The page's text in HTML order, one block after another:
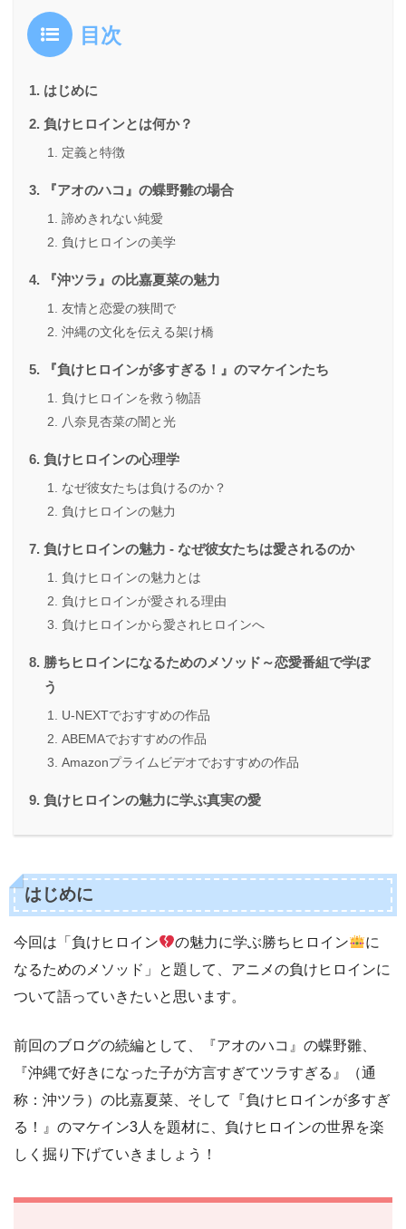
目次
はじめに
負けヒロインとは何か？
定義と特徴
『アオのハコ』の蝶野雛の場合
諦めきれない純愛
負けヒロインの美学
『沖ツラ』の比嘉夏菜の魅力
友情と恋愛の狭間で
沖縄の文化を伝える架け橋
『負けヒロインが多すぎる！』のマケインたち
負けヒロインを救う物語
八奈見杏菜の闇と光
負けヒロインの心理学
なぜ彼女たちは負けるのか？
負けヒロインの魅力
負けヒロインの魅力 - なぜ彼女たちは愛されるのか
負けヒロインの魅力とは
負けヒロインが愛される理由
負けヒロインから愛されヒロインへ
勝ちヒロインになるためのメソッド～恋愛番組で学ぼ
う
U-NEXTでおすすめの作品
ABEMAでおすすめの作品
Amazonプライムビデオでおすすめの作品
負けヒロインの魅力に学ぶ真実の愛
はじめに
今回は「負けヒロイン の魅力に学ぶ勝ちヒロイン
に
なるためのメソッド」と題して、アニメの負けヒロインに
ついて語っていきたいと思います。
前回のブログの続編として、『アオのハコ』の蝶野雛、
『沖縄で好きになった子が方言すぎてツラすぎる』（通
称：沖ツラ）の比嘉夏菜、そして『負けヒロインが多すぎ
る！』のマケイン3人を題材に、負けヒロインの世界を楽
しく掘り下げていきましょう！